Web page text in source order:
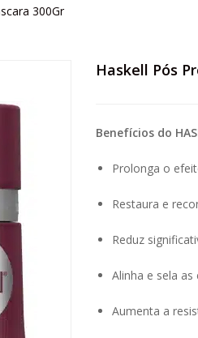
300Gr
Haskell Pós
Benefícios do
Prolonga o
Restaura e
Reduz
Alinha e sela
Aumenta a